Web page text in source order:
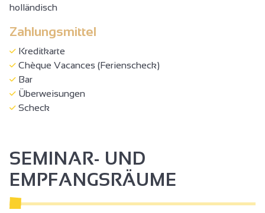
holländisch
Zahlungsmittel
Kreditkarte
Chèque Vacances (Ferienscheck)
Bar
Überweisungen
Scheck
SEMINAR- UND
EMPFANGSRÄUME